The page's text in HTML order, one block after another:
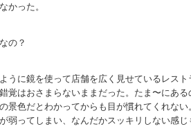
かった。
の？
うに鏡を使って店舗を広く見せているレス
覚はおさまらないままだった。たま〜にあ
景色だとわかってからも目が慣れてくれな
弱ってしまい、なんだかスッキリしない感じ